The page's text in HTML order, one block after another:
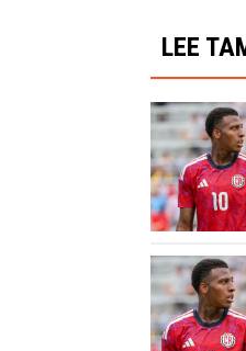
LEE